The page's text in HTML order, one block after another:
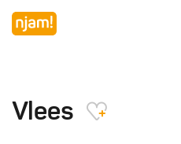
Vlees